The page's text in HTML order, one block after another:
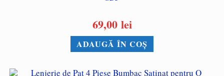
69,00 lei
ADAUGĂ ÎN COȘ